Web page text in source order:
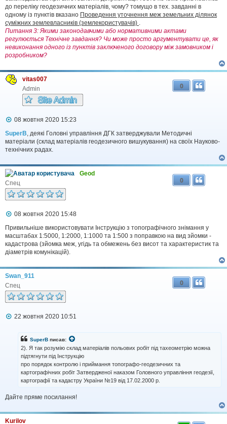
до переліку геодезичних матеріалів, чому? томущо в тех. завданні в
одному із пунктів вказано Проведення уточнення меж земельних ділянок
суміжних землевласників (землекористувачів) .
Питання 3: Якими законодавчими або нормативними актами
регулюється Технічне завдання? Чи може просто аргументувати це, як
невиконання одного із пунктів заключеного договору між замовником і
розробником?
vitas007
Admin
0
П
в
і
д
л
е
н
н
я
08 жовтня 2020 15:23
SuperB, деякі Головні управління ДГК затверджували Методичні
матеріали (склад матеріалів геодезичного вишукування) на своїх Науково-
технічних радах.
Geod
Спец
0
П
в
і
д
о
м
е
н
н
я
08 жовтня 2020 15:48
Привильніше використовувати Інструкцію з топографічного знімання у
масштабах 1:5000, 1:2000, 1:1000 та 1:500 з поправкою на вид зйомки -
кадастрова (зйомка меж, угідь та обмежень без висот та характеристик та
діаметрів комунікацій).
Swan_911
Спец
0
П
я
22 жовтня 2020 10:51
SuperB писав:
2). Я так розумію склад матеріалів польових робіт під тахеометрію можна
підтягнути під Інструкцію
про порядок контролю і приймання топографо-геодезичних та
картографічних робіт Затвердженої наказом Головного управління геодезії,
картографії та кадастру України №19 від 17.02.2000 р.
Дайте пряме посилання!
Kurilov